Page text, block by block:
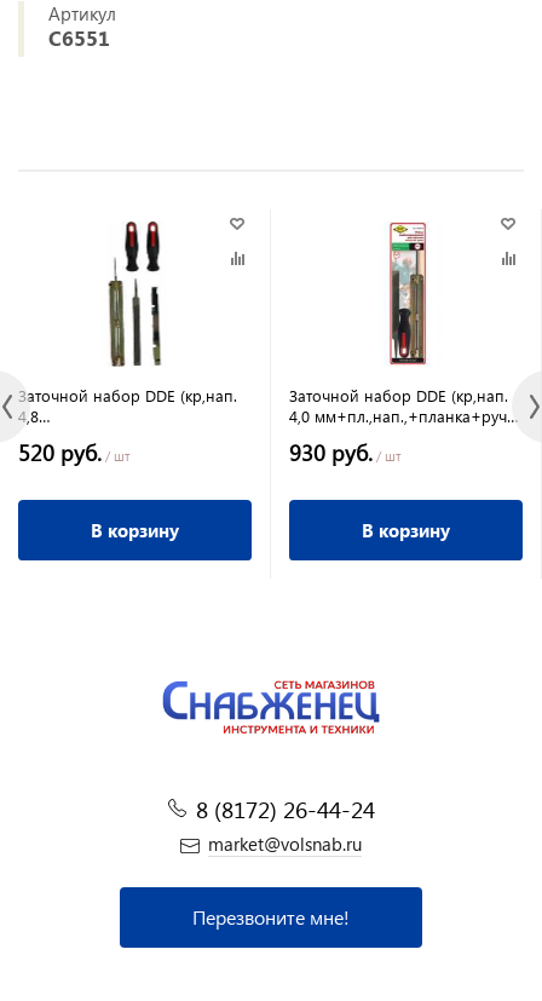
Артикул
C6551
Заточной набор DDE (кр,нап.
4,8
ручки )
520 руб. / шт
В корзину
Заточной набор DDE (кр,нап.
4,0 мм+пл.,нап.,+планка+ручка
930 руб. / шт
В корзину
8 (8172) 26-44-24
market@volsnab.ru
Перезвоните мне!